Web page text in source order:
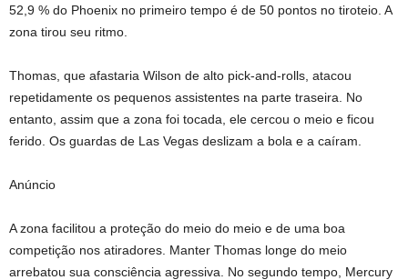
52,9 % do Phoenix no primeiro tempo é de 50 pontos no tiroteio. A
zona tirou seu ritmo.
Thomas, que afastaria Wilson de alto pick-and-rolls, atacou
repetidamente os pequenos assistentes na parte traseira. No
entanto, assim que a zona foi tocada, ele cercou o meio e ficou
ferido. Os guardas de Las Vegas deslizam a bola e a caíram.
Anúncio
A zona facilitou a proteção do meio do meio e de uma boa
competição nos atiradores. Manter Thomas longe do meio
arrebatou sua consciência agressiva. No segundo tempo, Mercury